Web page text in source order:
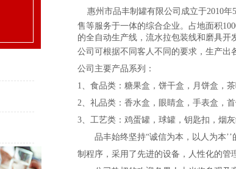
惠州市品丰制罐有限公司 成立于2010
售等服务于一体的综合企业。占地面积
的全自动生产线，流水拉包装线和磨具开
公司可根据不同客人不同的要求，生产出
公司主要产品系列：
1、食品类：糖果盒，饼干盒，月饼盒，
2、礼品类：香水盒，眼睛盒，手表盒，
3、工艺类：鸡蛋罐，球罐，钥匙扣，烟
品丰始终坚持“诚信为本，以人为本’’
制程序，采用了先进的设备，人性化的管